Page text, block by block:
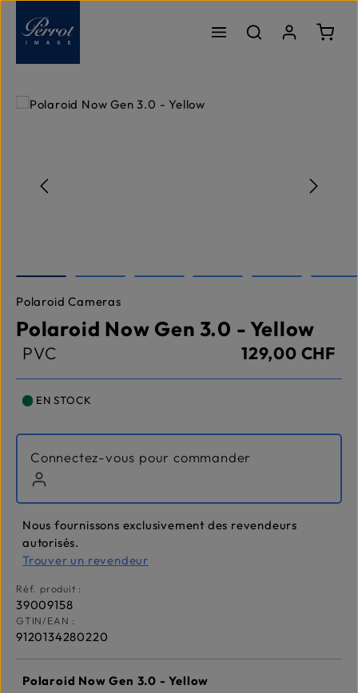
Passer au contenu principal
Le
Ignorer la galerie d'images
Polaroid Cameras
Polaroid Now Gen 3.0 - Yellow
PVC 129,00 CHF
EN STOCK
Connectez-vous pour commander
Nous fournissons exclusivement des revendeurs
autorisés.
Trouver un revendeur
Réf. produit :
39009158
GTIN/EAN :
9120134280220
Polaroid Now Gen 3.0 - Yellow